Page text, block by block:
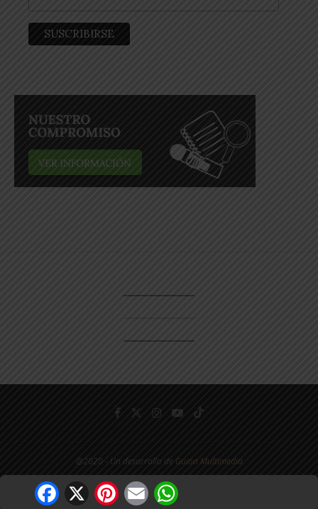
@2020 - Un desarrollo de Guion Multimedia
ARRIBA
Facebook
X Pinterest
Email WhatsApp